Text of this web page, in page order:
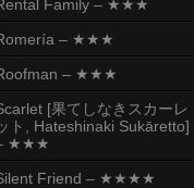
Family – ★★★
– ★★★
– ★★★
[果てしなきスカーレ
ト, Hateshinaki Sukāretto]
★★★
Friend – ★★★★